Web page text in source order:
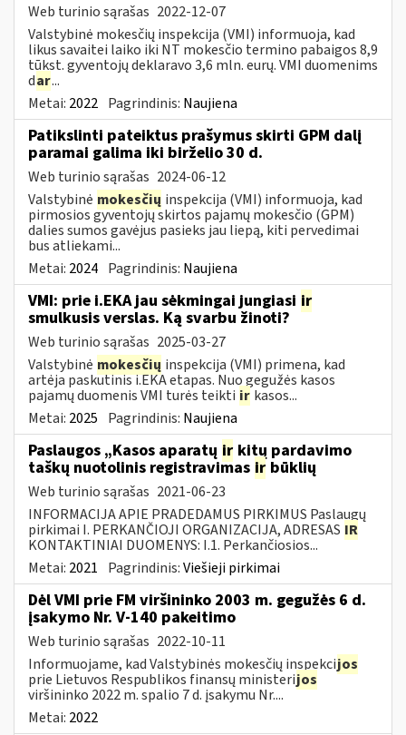
Web turinio sąrašas 2022-12-07
Valstybinė mokesčių inspekcija (VMI) informuoja, kad
likus savaitei laiko iki NT mokesčio termino pabaigos 8,9
tūkst. gyventojų deklaravo 3,6 mln. eurų. VMI duomenims
dar...
Metai: 2022 Pagrindinis: Naujiena
Patikslinti pateiktus prašymus skirti GPM dalį
paramai galima iki birželio 30 d.
Web turinio sąrašas 2024-06-12
Valstybinė mokesčių inspekcija (VMI) informuoja, kad
pirmosios gyventojų skirtos pajamų mokesčio (GPM)
dalies sumos gavėjus pasieks jau liepą, kiti pervedimai
bus atliekami...
Metai: 2024 Pagrindinis: Naujiena
VMI: prie i.EKA jau sėkmingai jungiasi ir
smulkusis verslas. Ką svarbu žinoti?
Web turinio sąrašas 2025-03-27
Valstybinė mokesčių inspekcija (VMI) primena, kad
artėja paskutinis i.EKA etapas. Nuo gegužės kasos
pajamų duomenis VMI turės teikti ir kasos...
Metai: 2025 Pagrindinis: Naujiena
Paslaugos „Kasos aparatų ir kitų pardavimo
taškų nuotolinis registravimas ir būklių
Web turinio sąrašas 2021-06-23
INFORMACIJA APIE PRADEDAMUS PIRKIMUS Paslaugų
pirkimai I. PERKANČIOJI ORGANIZACIJA, ADRESAS IR
KONTAKTINIAI DUOMENYS: I.1. Perkančiosios...
Metai: 2021 Pagrindinis:Viešieji pirkimai
Dėl VMI prie FM viršininko 2003 m. gegužės 6 d.
įsakymo Nr. V-140 pakeitimo
Web turinio sąrašas 2022-10-11
Informuojame, kad Valstybinės mokesčių inspekcijos
prie Lietuvos Respublikos finansų ministerijos
viršininko 2022 m. spalio 7 d. įsakymu Nr....
Metai: 2022